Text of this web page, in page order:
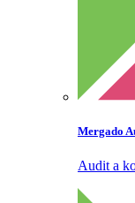
Mergado
Audit a